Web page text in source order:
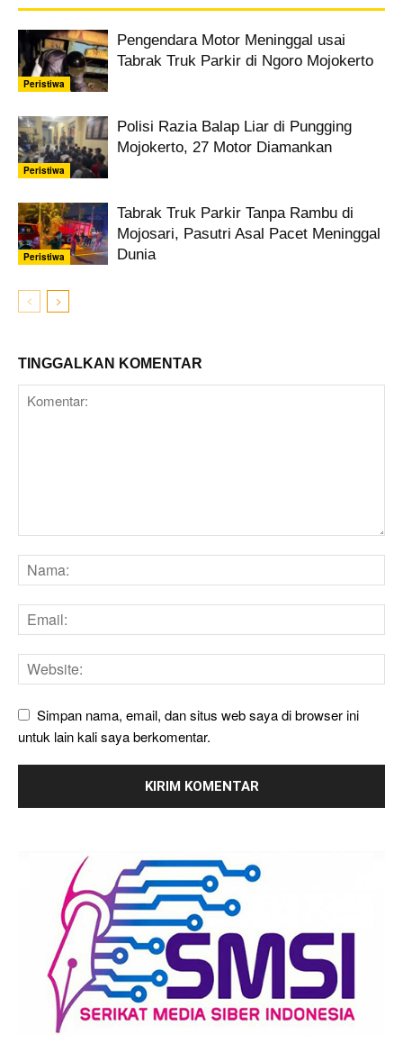
Peristiwa
Pengendara Motor Meninggal usai
Tabrak Truk Parkir di Ngoro Mojokerto
Peristiwa
Polisi Razia Balap Liar di Pungging
Mojokerto, 27 Motor Diamankan
Peristiwa
Tabrak Truk Parkir Tanpa Rambu di
Mojosari, Pasutri Asal Pacet Meninggal
Dunia
TINGGALKAN KOMENTAR
Simpan nama, email, dan situs web saya di browser ini
untuk lain kali saya berkomentar.